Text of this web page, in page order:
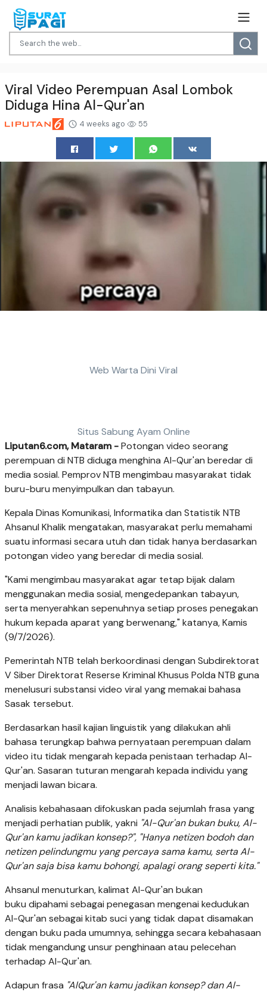
Viral Video Perempuan Asal Lombok
Diduga Hina Al-Qur'an
4 weeks ago 55
Web Warta Dini Viral
Situs Sabung Ayam Online
Liputan6.com, Mataram -Potongan video seorang
perempuan di NTB diduga menghina Al-Qur'an beredar di
media sosial. Pemprov NTB mengimbau masyarakat tidak
buru-buru menyimpulkan dan tabayun.
Kepala Dinas Komunikasi, Informatika dan Statistik NTB
Ahsanul Khalik mengatakan, masyarakat perlu memahami
suatu informasi secara utuh dan tidak hanya berdasarkan
potongan video yang beredar di media sosial.
"Kami mengimbau masyarakat agar tetap bijak dalam
menggunakan media sosial, mengedepankan tabayun,
serta menyerahkan sepenuhnya setiap proses penegakan
hukum kepada aparat yang berwenang," katanya, Kamis
(9/7/2026).
Pemerintah NTB telah berkoordinasi dengan Subdirektorat
V Siber Direktorat Reserse Kriminal Khusus Polda NTB guna
menelusuri substansi video viral yang memakai bahasa
Sasak tersebut.
Berdasarkan hasil kajian linguistik yang dilakukan ahli
bahasa terungkap bahwa pernyataan perempuan dalam
video itu tidak mengarah kepada penistaan terhadap Al-
Qur'an. Sasaran tuturan mengarah kepada individu yang
menjadi lawan bicara.
Analisis kebahasaan difokuskan pada sejumlah frasa yang
menjadi perhatian publik, yakni "Al-Qur'an bukan buku, Al-
Qur'an kamu jadikan konsep?", "Hanya netizen bodoh dan
netizen pelindungmu yang percaya sama kamu, serta Al-
Qur'an saja bisa kamu bohongi, apalagi orang seperti kita."
Ahsanul menuturkan, kalimat Al-Qur'an bukan
buku dipahami sebagai penegasan mengenai kedudukan
Al-Qur'an sebagai kitab suci yang tidak dapat disamakan
dengan buku pada umumnya, sehingga secara kebahasaan
tidak mengandung unsur penghinaan atau pelecehan
terhadap Al-Qur'an.
Adapun frasa "AlQur'an kamu jadikan konsep? dan Al-